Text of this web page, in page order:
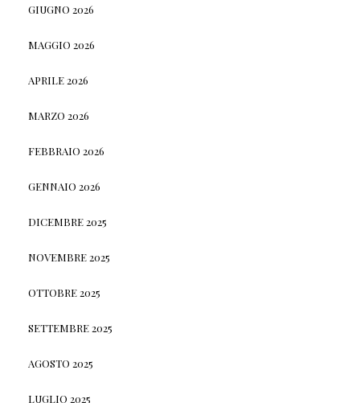
GIUGNO 2026
MAGGIO 2026
APRILE 2026
MARZO 2026
FEBBRAIO 2026
GENNAIO 2026
DICEMBRE 2025
NOVEMBRE 2025
OTTOBRE 2025
SETTEMBRE 2025
AGOSTO 2025
LUGLIO 2025